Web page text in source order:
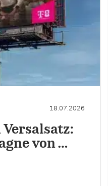
18.07.2026
von …